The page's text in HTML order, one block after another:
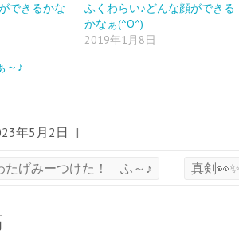
できるかな
ふくわらい♪どんな顔ができる
かなぁ(^O^)
2019年1月8日
～♪
年5月2日 |
たげみーつけた！ ふ～♪ 真剣